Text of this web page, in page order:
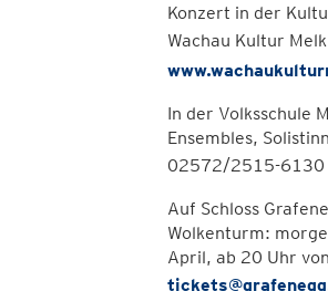
Konzert in der
Wachau Kultur
In der Volksschule
Ensembles,
02572/2515-6130
Auf Schloss
Wolkenturm:
April, ab 20 Uhr